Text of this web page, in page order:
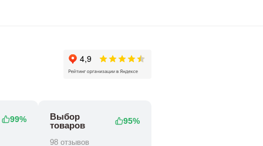
99%
Выбор
товаров
95%
98 отзывов